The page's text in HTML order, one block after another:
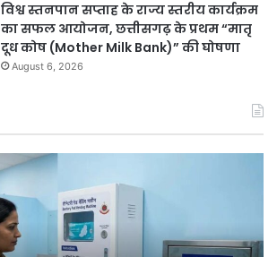
विश्व स्तनपान सप्ताह के राज्य स्तरीय कार्यक्रम
का सफल आयोजन, छत्तीसगढ़ के प्रथम “मातृ
दूध कोष (Mother Milk Bank)” की घोषणा
August 6, 2026